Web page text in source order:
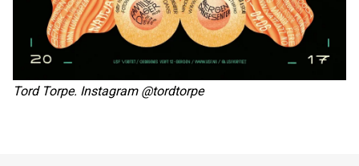
Tord Torpe. Instagram @tordtorpe